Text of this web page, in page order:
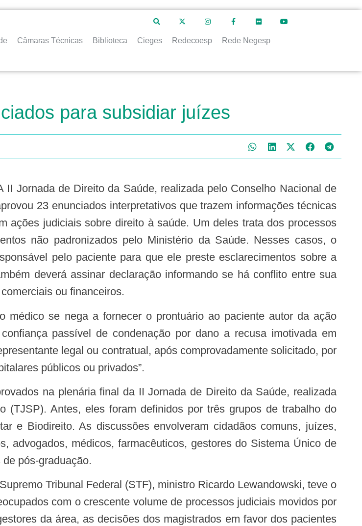
Câmaras Técnicas Biblioteca Cieges Redecoesp Rede Negesp
para subsidiar juízes
Nacional de
23 enunciados interpretativos que trazem informações técnicas
ações judiciais sobre direito à saúde. Um deles trata dos processos
não padronizados pelo Ministério da Saúde. Nesses casos, o
pelo paciente para que ele preste esclarecimentos sobre a
deverá assinar declaração informando se há conflito entre sua
ou financeiros.
passível de condenação por dano a recusa imotivada em
legal ou contratual, após comprovadamente solicitado, por
públicos ou privados”.
na plenária final da II Jornada de Direito da Saúde, realizada
Antes, eles foram definidos por três grupos de trabalho do
e Biodireito. As discussões envolveram cidadãos comuns, juízes,
advogados, médicos, farmacêuticos, gestores do Sistema Único de
pós-graduação.
Tribunal Federal (STF), ministro Ricardo Lewandowski, teve o
com o crescente volume de processos judiciais movidos por
da área, as decisões dos magistrados em favor dos pacientes